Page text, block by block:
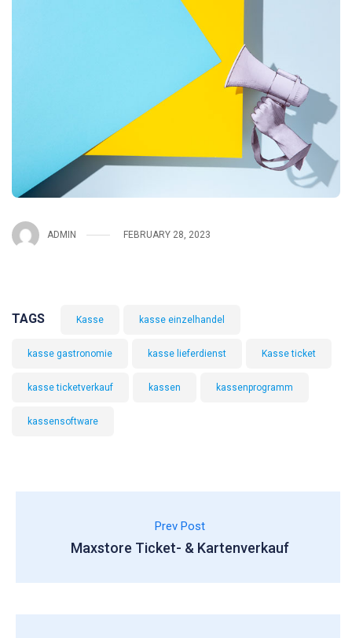
ADMIN FEBRUARY 28, 2023
TAGS Kasse kasse einzelhandel
kasse gastronomie kasse lieferdienst Kasse ticket
kasse ticketverkauf kassen kassenprogramm
kassensoftware
Prev Post
Maxstore Ticket- & Kartenverkauf